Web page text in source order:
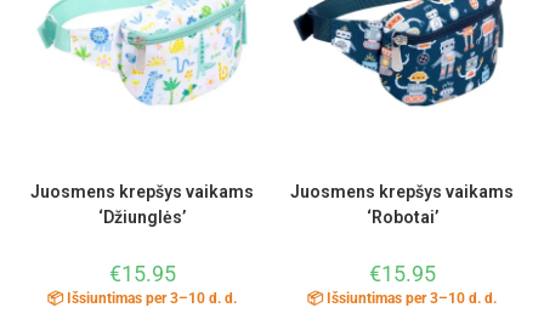
Juosmens krepšys vaikams
‘Džiunglės’
€15.95
📦 Išsiuntimas per 3–10 d. d.
Juosmens krepšys vaikams
‘Robotai’
€15.95
📦 Išsiuntimas per 3–10 d. d.